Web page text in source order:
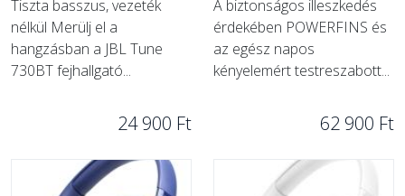
Tiszta basszus, vezeték
nélkül Merülj el a
hangzásban a JBL Tune
730BT fejhallgató...
24 900 Ft
A biztonságos illeszkedés
érdekében POWERFINS és
az egész napos
kényelemért testreszabott...
62 900 Ft